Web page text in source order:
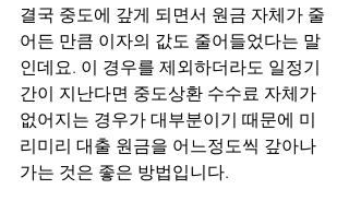
결국 중도에 갚게 되면서 원금 자체가 줄
어든 만큼 이자의 값도 줄어들었다는 말
인데요. 이 경우를 제외하더라도 일정기
간이 지난다면 중도상환 수수료 자체가
없어지는 경우가 대부분이기 때문에 미
리미리 대출 원금을 어느정도씩 갚아나
가는 것은 좋은 방법입니다.